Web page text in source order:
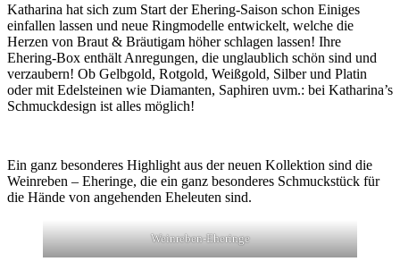
Katharina hat sich zum Start der Ehering-Saison schon Einiges
einfallen lassen und neue Ringmodelle entwickelt, welche die
Herzen von Braut & Bräutigam höher schlagen lassen! Ihre
Ehering-Box enthält Anregungen, die unglaublich schön sind und
verzaubern! Ob Gelbgold, Rotgold, Weißgold, Silber und Platin
oder mit Edelsteinen wie Diamanten, Saphiren uvm.: bei Katharina’s
Schmuckdesign ist alles möglich!
Ein ganz besonderes Highlight aus der neuen Kollektion sind die
Weinreben – Eheringe, die ein ganz besonderes Schmuckstück für
die Hände von angehenden Eheleuten sind.
Weinreben-Eheringe